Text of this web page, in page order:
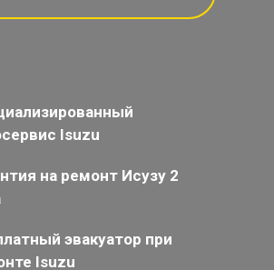
Isuzu
на ремонт Исузу 2
эвакуатор при
Isuzu